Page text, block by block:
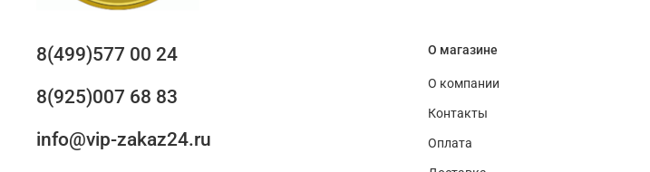
О магазине
О компании
Контакты
Оплата
8(499)577 00 24
8(925)007 68 83
info@vip-zakaz24.ru